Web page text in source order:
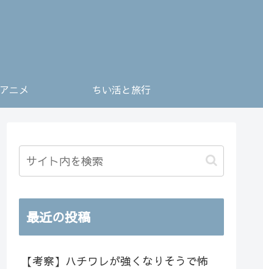
アニメ ちい活と旅行
最近の投稿
【考察】ハチワレが強くなりそうで怖